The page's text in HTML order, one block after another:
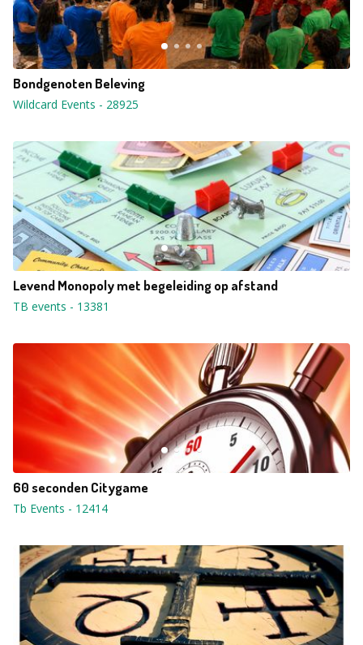
Bondgenoten Beleving
Wildcard Events - 28925
Levend Monopoly met begeleiding op afstand
TB events - 13381
60 seconden Citygame
Tb Events - 12414